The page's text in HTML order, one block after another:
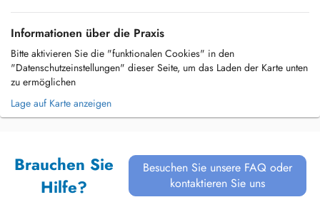
Informationen über die Praxis
Bitte aktivieren Sie die "funktionalen Cookies" in den
"Datenschutzeinstellungen" dieser Seite, um das Laden der Karte unten
zu ermöglichen
Lage auf Karte anzeigen
Brauchen Sie
Hilfe?
Besuchen Sie unsere FAQ oder
kontaktieren Sie uns